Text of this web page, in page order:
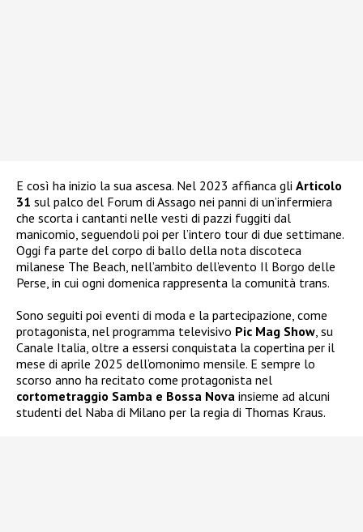
E così ha inizio la sua ascesa. Nel 2023 affianca gli Articolo
31 sul palco del Forum di Assago nei panni di un’infermiera
che scorta i cantanti nelle vesti di pazzi fuggiti dal
manicomio, seguendoli poi per l’intero tour di due settimane.
Oggi fa parte del corpo di ballo della nota discoteca
milanese The Beach, nell’ambito dell’evento Il Borgo delle
Perse, in cui ogni domenica rappresenta la comunità trans.
Sono seguiti poi eventi di moda e la partecipazione, come
protagonista, nel programma televisivo Pic Mag Show, su
Canale Italia, oltre a essersi conquistata la copertina per il
mese di aprile 2025 dell’omonimo mensile. E sempre lo
scorso anno ha recitato come protagonista nel
cortometraggio Samba e Bossa Nova insieme ad alcuni
studenti del Naba di Milano per la regia di Thomas Kraus.